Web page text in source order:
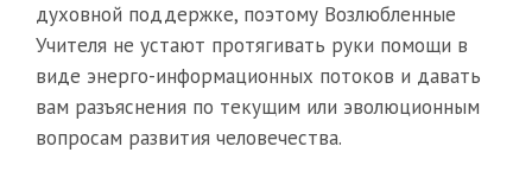
духовной поддержке, поэтому Возлюбленные
Учителя не устают протягивать руки помощи в
виде энерго-информационных потоков и давать
вам разъяснения по текущим или эволюционным
вопросам развития человечества.